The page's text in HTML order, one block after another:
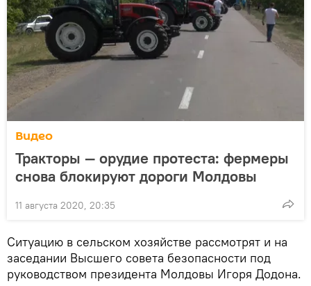
Видео
Тракторы — орудие протеста: фермеры
снова блокируют дороги Молдовы
11 августа 2020, 20:35
Ситуацию в сельском хозяйстве рассмотрят и на
заседании Высшего совета безопасности под
руководством президента Молдовы Игоря Додона.